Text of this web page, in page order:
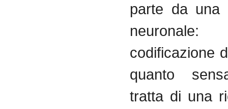
parte da una
codificazione
quanto
tratta di una